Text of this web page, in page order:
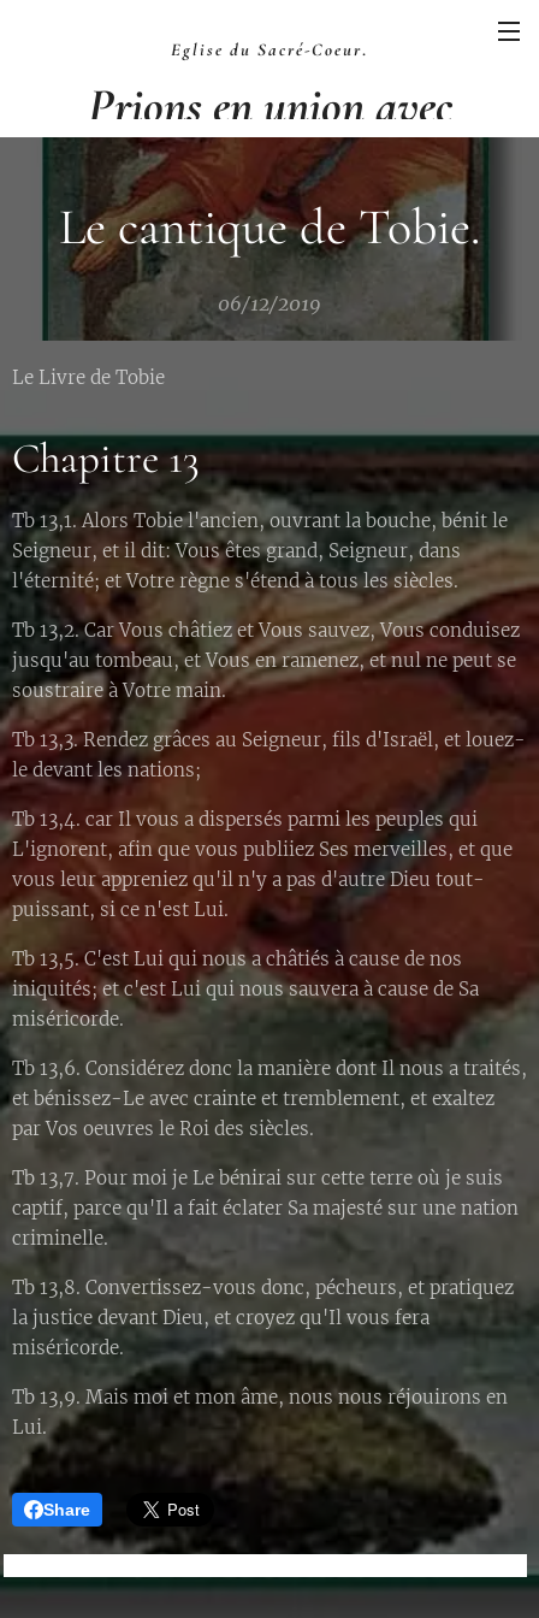
Eglise du Sacré-Coeur.
Prions en union avec
la Liturgie
Le cantique de Tobie.
06/12/2019
Le Livre de Tobie
Chapitre 13
Tb 13,1. Alors Tobie l'ancien, ouvrant la bouche, bénit le
Seigneur, et il dit: Vous êtes grand, Seigneur, dans
l'éternité; et Votre règne s'étend à tous les siècles.
Tb 13,2. Car Vous châtiez et Vous sauvez, Vous conduisez
jusqu'au tombeau, et Vous en ramenez, et nul ne peut se
soustraire à Votre main.
Tb 13,3. Rendez grâces au Seigneur, fils d'Israël, et louez-
le devant les nations;
Tb 13,4. car Il vous a dispersés parmi les peuples qui
L'ignorent, afin que vous publiiez Ses merveilles, et que
vous leur appreniez qu'il n'y a pas d'autre Dieu tout-
puissant, si ce n'est Lui.
Tb 13,5. C'est Lui qui nous a châtiés à cause de nos
iniquités; et c'est Lui qui nous sauvera à cause de Sa
miséricorde.
Tb 13,6. Considérez donc la manière dont Il nous a traités,
et bénissez-Le avec crainte et tremblement, et exaltez
par Vos oeuvres le Roi des siècles.
Tb 13,7. Pour moi je Le bénirai sur cette terre où je suis
captif, parce qu'Il a fait éclater Sa majesté sur une nation
criminelle.
Tb 13,8. Convertissez-vous donc, pécheurs, et pratiquez
la justice devant Dieu, et croyez qu'Il vous fera
miséricorde.
Tb 13,9. Mais moi et mon âme, nous nous réjouirons en
Lui.
Share